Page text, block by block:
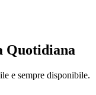
Quotidiana
e sempre disponibile.